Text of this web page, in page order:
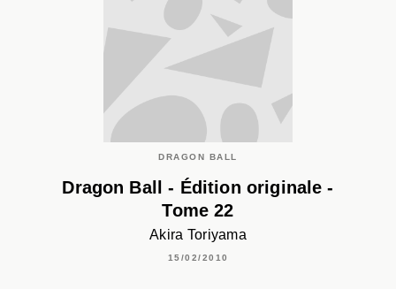
DRAGON BALL
Dragon Ball - Édition originale -
Tome 22
Akira Toriyama
15/02/2010